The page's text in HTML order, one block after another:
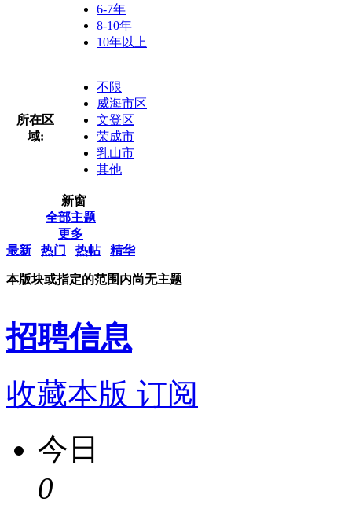
6-7年
8-10年
10年以上
所在区
域:
不限
威海市区
文登区
荣成市
乳山市
其他
新窗
全部主题
更多
最新
热门 热帖 精华
本版块或指定的范围内尚无主题
招聘信息
收藏本版 订阅
今日
0